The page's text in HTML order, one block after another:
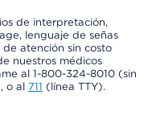
de interpretación,
lenguaje de señas
atención sin costo
nuestros médicos
al 1-800-324-8010 (sin
o al 711 (línea TTY).